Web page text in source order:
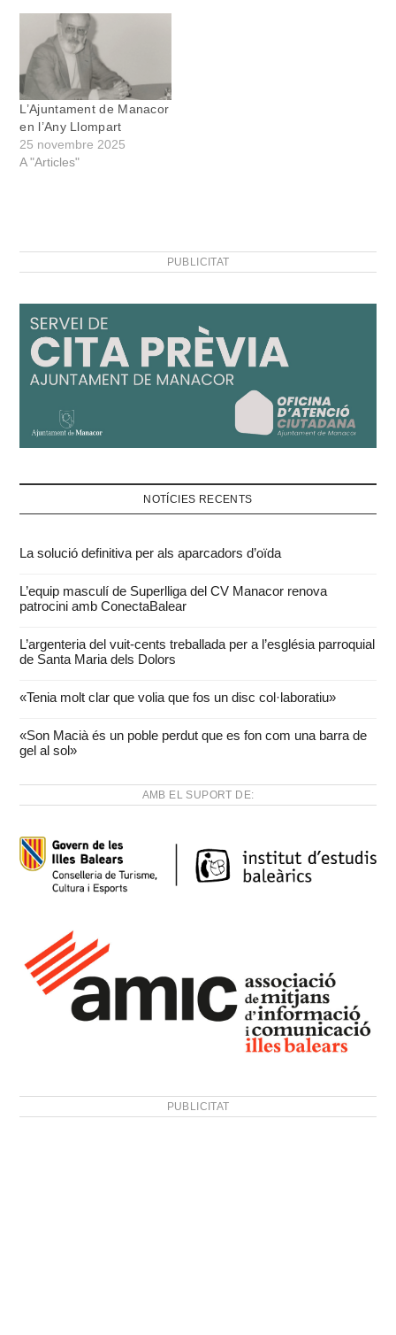
L’Ajuntament de Manacor
en l’Any Llompart
25 novembre 2025
A "Articles"
PUBLICITAT
NOTÍCIES RECENTS
La solució definitiva per als aparcadors d’oïda
L’equip masculí de Superlliga del CV Manacor renova
patrocini amb ConectaBalear
L’argenteria del vuit-cents treballada per a l’església parroquial
de Santa Maria dels Dolors
«Tenia molt clar que volia que fos un disc col·laboratiu»
«Son Macià és un poble perdut que es fon com una barra de
gel al sol»
AMB EL SUPORT DE:
PUBLICITAT